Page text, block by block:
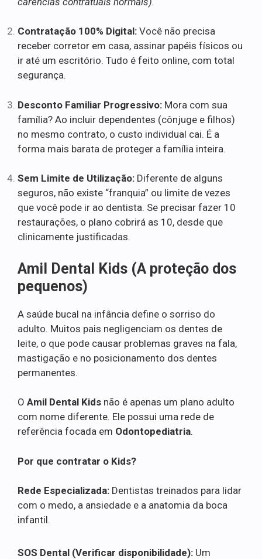
Contratação 100% Digital: Você não precisa
receber corretor em casa, assinar papéis físicos ou
ir até um escritório. Tudo é feito online, com total
segurança.
Desconto Familiar Progressivo: Mora com sua
família? Ao incluir dependentes (cônjuge e filhos)
no mesmo contrato, o custo individual cai. É a
forma mais barata de proteger a família inteira.
Sem Limite de Utilização: Diferente de alguns
seguros, não existe “franquia” ou limite de vezes
que você pode ir ao dentista. Se precisar fazer 10
restaurações, o plano cobrirá as 10, desde que
clinicamente justificadas.
Amil Dental Kids (A proteção dos
pequenos)
A saúde bucal na infância define o sorriso do
adulto. Muitos pais negligenciam os dentes de
leite, o que pode causar problemas graves na fala,
mastigação e no posicionamento dos dentes
permanentes.
O Amil Dental Kids não é apenas um plano adulto
com nome diferente. Ele possui uma rede de
referência focada em Odontopediatria.
Por que contratar o Kids?
Rede Especializada: Dentistas treinados para lidar
com o medo, a ansiedade e a anatomia da boca
infantil.
SOS Dental (Verificar disponibilidade): Um